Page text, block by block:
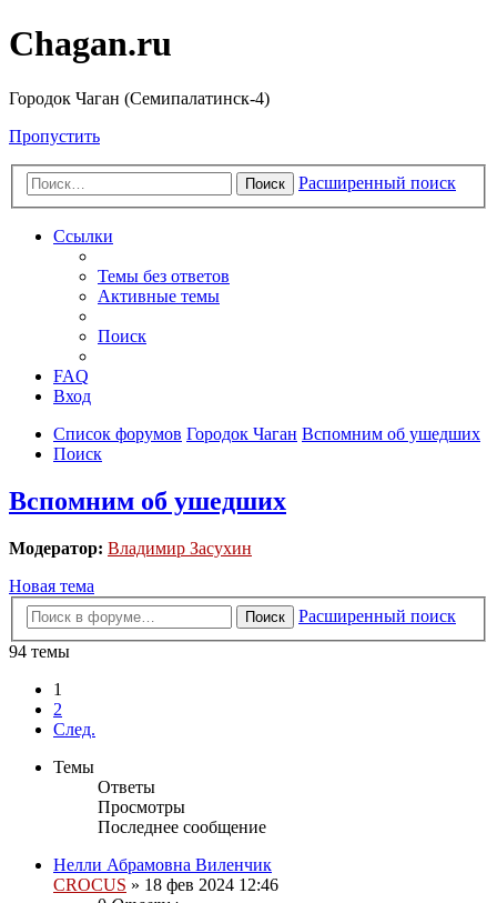
Chagan.ru
Городок Чаган (Семипалатинск-4)
Пропустить
Поиск Расширенный поиск
Ссылки
Темы без ответов
Активные темы
Поиск
FAQ
Вход
Список форумов Городок Чаган Вспомним об ушедших
Поиск
Вспомним об ушедших
Модератор: Владимир Засухин
Новая тема
Поиск
Расширенный поиск
94 темы
1
2
След.
Темы
Ответы
Просмотры
Последнее сообщение
Нелли Абрамовна Виленчик
CROCUS » 18 фев 2024 12:46